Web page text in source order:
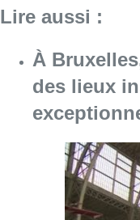
Lire aussi :
À
des lieux